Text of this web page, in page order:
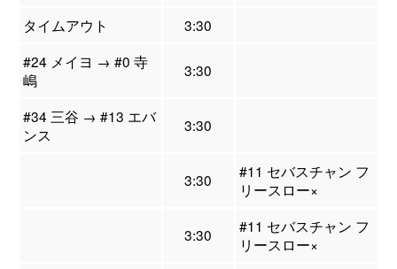
タイムアウト
3:30
#24 メイヨ → #0 寺
嶋
3:30
#34 三谷 → #13 エバ
ンス
3:30
3:30
#11 セバスチャン フ
リースロー×
3:30
#11 セバスチャン フ
リースロー×